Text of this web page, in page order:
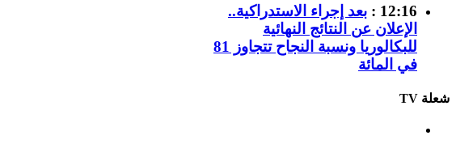
12:16 :
بعد إجراء الاستدراكية..
الإعلان عن النتائج النهائية
للبكالوريا ونسبة النجاح تتجاوز 81
في المائة
شعلة TV